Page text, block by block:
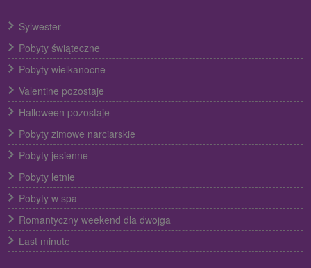
Sylwester
Pobyty świąteczne
Pobyty wielkanocne
Valentine pozostaje
Halloween pozostaje
Pobyty zimowe narciarskie
Pobyty jesienne
Pobyty letnie
Pobyty w spa
Romantyczny weekend dla dwojga
Last minute